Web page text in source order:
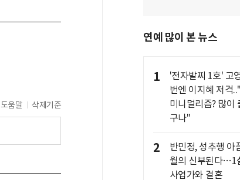
도움말 삭제기준
연예 많이 본 뉴스
1
'전자발찌 1호' 고
번엔 이지혜 저격
미니멀리즘? 많이
구나"
2
반민정, 성추행 아
월의 신부된다…1
사업가와 결혼